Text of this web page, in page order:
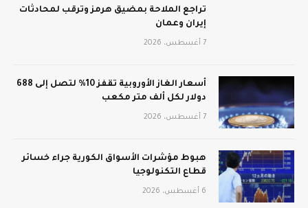
تراجع الملاحة بمضيق هرمز وترقب لمحادثات
إيران وعمان
7 أغسطس، 2026
أسعار الغاز الأوروبية تقفز 10% لتصل إلى 688
دولار لكل ألف متر مكعب
7 أغسطس، 2026
هبوط مؤشرات الأسواق الكورية جراء خسائر
قطاع التكنولوجيا
6 أغسطس، 2026